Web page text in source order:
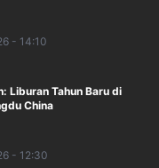
- 14:10
Liburan Tahun Baru di
China
- 12:30